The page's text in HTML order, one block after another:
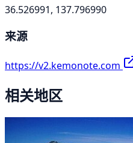
36.526991, 137.796990
来源
https://v2.kemonote.com
相关地区